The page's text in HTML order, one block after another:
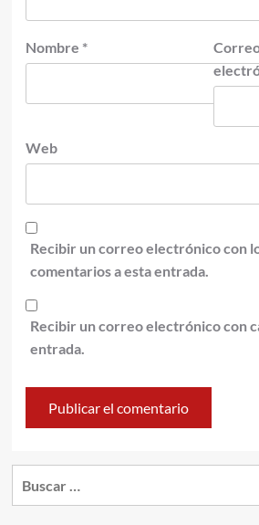
Nombre *
Web
Recibir un correo electrónico con
comentarios a esta entrada.
Recibir un correo electrónico con
entrada.